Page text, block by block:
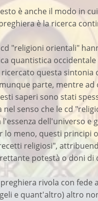
è anche il modo in
è la ricerca
cd "religioni orientali"
quantistica
ricercato questa
parte, mentre ad
saperi sono stati
nel senso che le cd
l'essenza dell'universo e
lo meno, questi principi
religiosi",
potestà o doni di
preghiera rivola con fede
e quant'altro) altro